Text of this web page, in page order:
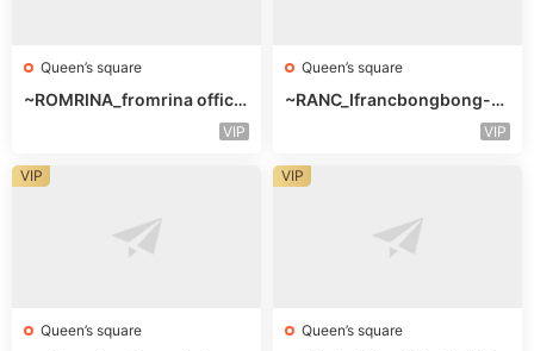
Queen’s square
~ROMRINA_fromrina officia
VIP
Queen’s square
~RANC_Ifrancbongbong-未
VIP
Queen’s square
VIP
Queen’s square
VIP